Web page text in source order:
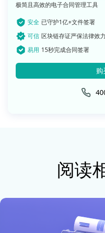
极简且高效的电子合同管理工具
安全 已守护1亿+文件签署
可信 区块链存证严保法律效力
易用 15秒完成合同签署
购
阅读